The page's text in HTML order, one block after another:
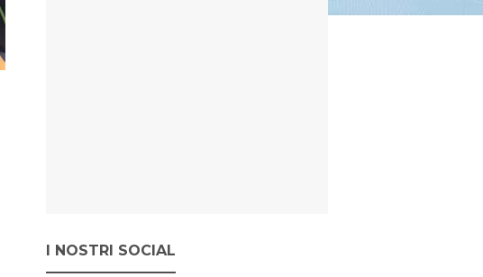
I NOSTRI SOCIAL